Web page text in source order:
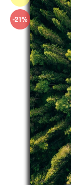
-21%